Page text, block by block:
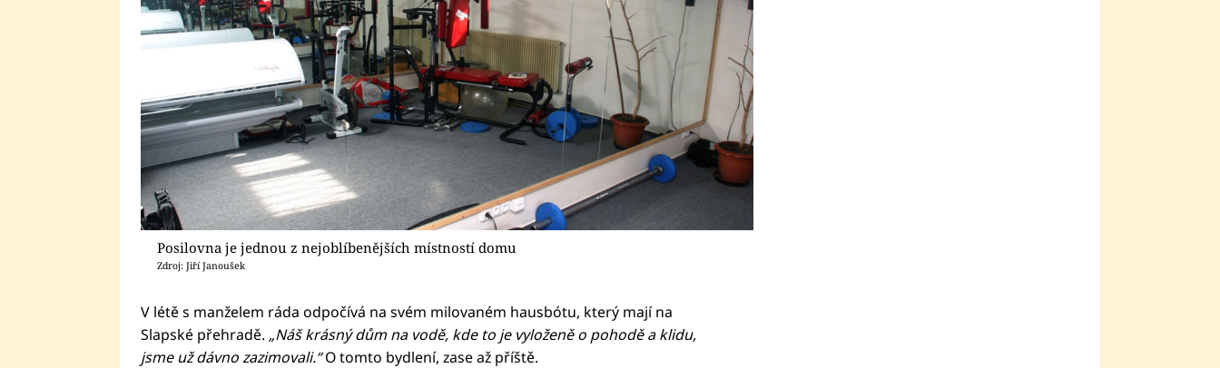
Posilovna je jednou z nejoblíbenějších místností domu
Zdroj: Jiří Janoušek
V létě s manželem ráda odpočívá na svém milovaném hausbótu, který mají na
Slapské přehradě. „Náš krásný dům na vodě, kde to je vyloženě o pohodě a klidu,
jsme už dávno zazimovali.“O tomto bydlení, zase až příště.